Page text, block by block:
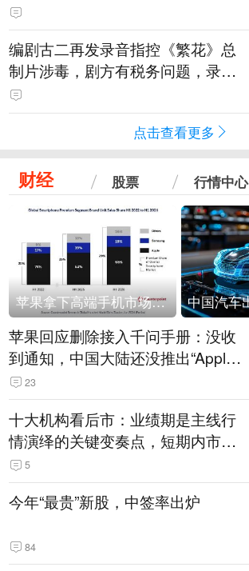
编剧古二再发录音指控《繁花》总
制片涉毒，剧方有税务问题，录音
中王家卫称“一点够了，要不然又要
出事”
点击查看更多
财经 股票 行情中心
苹果拿下高端手机市场65%的份额：iPhone 17系列功不可没
苹果回应删除接入千问手册：没收
到通知，中国大陆还没推出“Apple
智能使用千问”功能
23
十大机构看后市：业绩期是主线行
情演绎的关键变奏点，短期内市场
或继续反弹，关注三条业绩主线
5
今年“最贵”新股，中签率出炉
84